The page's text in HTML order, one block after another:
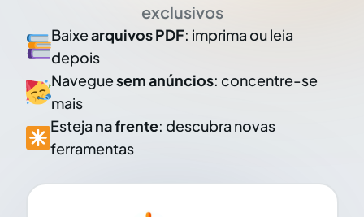
exclusivos
Baixearquivos PDF: imprima ou leia
depois
Naveguesem anúncios: concentre-se
mais
Esteja na frente: descubra novas
ferramentas